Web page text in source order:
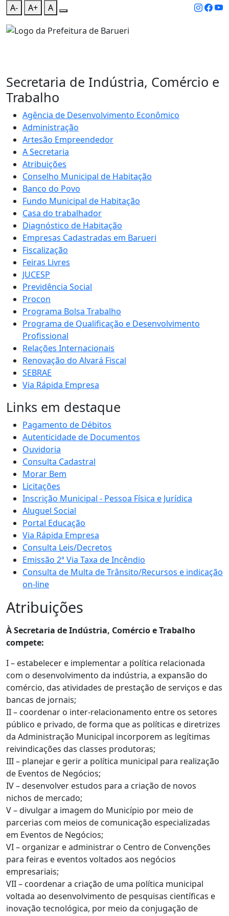
A- A+ A
Secretaria de Indústria, Comércio e
Trabalho
Agência de Desenvolvimento Econômico
Administração
Artesão Empreendedor
A Secretaria
Atribuições
Conselho Municipal de Habitação
Banco do Povo
Fundo Municipal de Habitação
Casa do trabalhador
Diagnóstico de Habitação
Empresas Cadastradas em Barueri
Fiscalização
Feiras Livres
JUCESP
Previdência Social
Procon
Programa Bolsa Trabalho
Programa de Qualificação e Desenvolvimento
Profissional
Relações Internacionais
Renovação do Alvará Fiscal
SEBRAE
Via Rápida Empresa
Links em destaque
Pagamento de Débitos
Autenticidade de Documentos
Ouvidoria
Consulta Cadastral
Morar Bem
Licitações
Inscrição Municipal - Pessoa Física e Jurídica
Aluguel Social
Portal Educação
Via Rápida Empresa
Consulta Leis/Decretos
Emissão 2ª Via Taxa de Incêndio
Consulta de Multa de Trânsito/Recursos e indicação
on-line
Atribuições
À Secretaria de Indústria, Comércio e Trabalho
compete:
I – estabelecer e implementar a política relacionada
com o desenvolvimento da indústria, a expansão do
comércio, das atividades de prestação de serviços e das
bancas de jornais;
II – coordenar o inter-relacionamento entre os setores
público e privado, de forma que as políticas e diretrizes
da Administração Municipal incorporem as legítimas
reivindicações das classes produtoras;
III – planejar e gerir a política municipal para realização
de Eventos de Negócios;
IV – desenvolver estudos para a criação de novos
nichos de mercado;
V – divulgar a imagem do Município por meio de
parcerias com meios de comunicação especializadas
em Eventos de Negócios;
VI – organizar e administrar o Centro de Convenções
para feiras e eventos voltados aos negócios
empresariais;
VII – coordenar a criação de uma política municipal
voltada ao desenvolvimento de pesquisas científicas e
inovação tecnológica, por meio da conjugação de